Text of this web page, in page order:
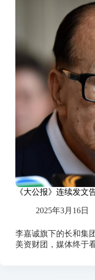
《大公报》连续发文
2025年3月16日
李嘉诚旗下的长和集
美资财团，媒体终于